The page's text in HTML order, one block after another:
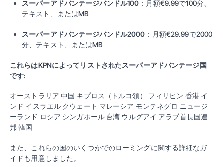
スーパーアドバンテージバンドル100 ：月額€9.99で100分、
テキスト、またはMB
スーパーアドバンテージバンドル2000 ：月額€29.99で2000
分、テキスト、またはMB
これらはKPNによってリストされたスーパーアドバンテージ国
です:
オーストラリア 中国 キプロス（トルコ領） フィリピン 香港 イ
ンド イスラエル クウェート マレーシア モンテネグロ ニュージ
ーランド ロシア シンガポール 台湾 ウルグアイ アラブ首長国連
邦 韓国
また、これらの国のいくつかでのローミングに関する詳細なガ
イドも用意しました。